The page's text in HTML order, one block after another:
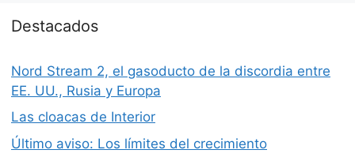
Destacados
Nord Stream 2, el gasoducto de la discordia entre
EE. UU., Rusia y Europa
Las cloacas de Interior
Último aviso: Los límites del crecimiento